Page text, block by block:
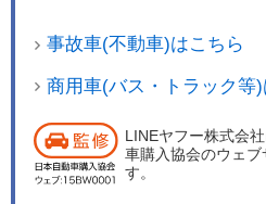
事故車(不動車)はこちら
商用車(バス・トラック等)
LINEヤフー株式会
車購入協会のウェ
す。